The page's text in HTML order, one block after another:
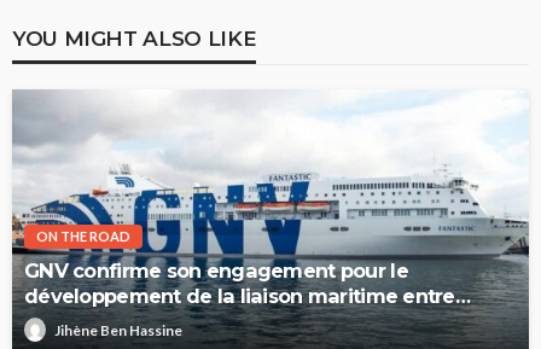
YOU MIGHT ALSO LIKE
ON THE ROAD
GNV confirme son engagement pour le
développement de la liaison maritime entre
l’Italie et la Tunisie
Jihène Ben Hassine